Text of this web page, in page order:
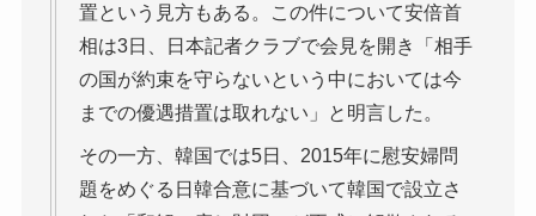
置という見方もある。この件について安倍首
相は3日、日本記者クラブで会見を開き「相手
の国が約束を守らないという中においては今
までの優遇措置は取れない」と明言した。
その一方、韓国では5日、2015年に慰安婦問
題をめぐる日韓合意に基づいて韓国で設立さ